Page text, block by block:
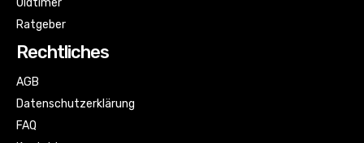
Ratgeber
Rechtliches
AGB
Datenschutzerklärung
FAQ